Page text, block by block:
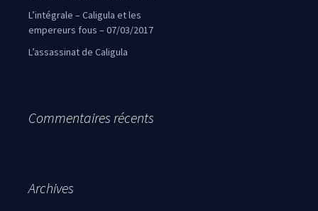
L’intégrale – Caligula et les
empereurs fous – 07/03/2017
L’assassinat de Caligula
Commentaires récents
Archives